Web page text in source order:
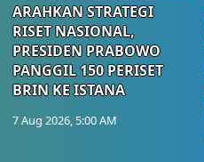
ARAHKAN STRATEGI
RISET NASIONAL,
PRESIDEN PRABOWO
PANGGIL 150 PERISET
BRIN KE ISTANA
7 Aug 2026, 5:00 AM